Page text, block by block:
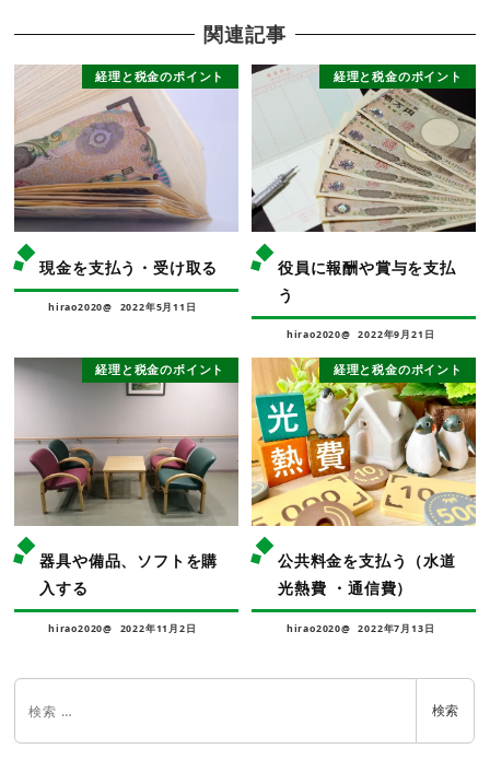
関連記事
経理と税金のポイント
現金を支払う・受け取る
hirao2020@ 2022年5月11日
経理と税金のポイント
役員に報酬や賞与を支払
う
hirao2020@ 2022年9月21日
経理と税金のポイント
器具や備品、ソフトを購
入する
hirao2020@ 2022年11月2日
経理と税金のポイント
公共料金を支払う（水道
光熱費 ・通信費）
hirao2020@ 2022年7月13日
検索